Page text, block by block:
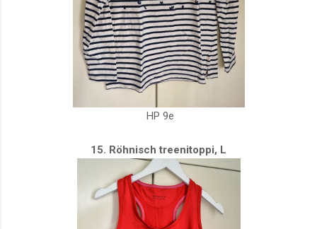
HP 9e
15. Röhnisch treenitoppi, L